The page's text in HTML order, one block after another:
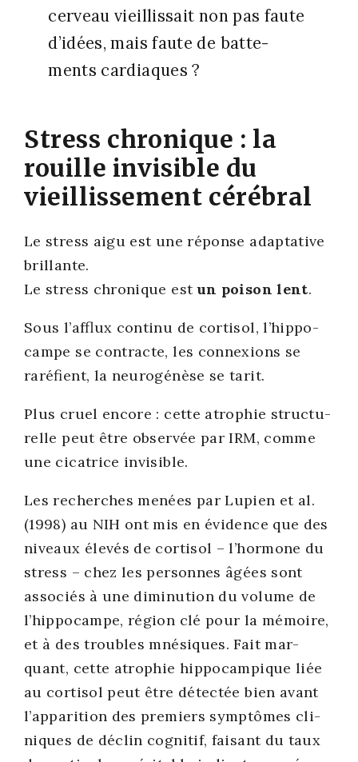
cer­veau vieillis­sait non pas faute
d’idées, mais faute de bat­te­
ments car­diaques ?
Stress chronique : la
rouille invisible du
vieillissement cérébral
Le stress aigu est une réponse adap­ta­tive
brillante.
Le stress chro­nique estun poi­son lent.
Sous l’afflux conti­nu de cor­ti­sol, l’hip­po­
campe se contracte, les connexions se
raré­fient, la neu­ro­gé­nèse se tarit.
Plus cruel encore : cette atro­phie struc­tu­
relle peut être obser­vée par IRM, comme
une cica­trice invi­sible.
Les recherches menées par Lupien et al.
(1998) au NIH ont mis en évi­dence que des
niveaux éle­vés de cor­ti­sol – l’hormone du
stress – chez les per­sonnes âgées sont
asso­ciés à une dimi­nu­tion du volume de
l’hippocampe, région clé pour la mémoire,
et à des troubles mné­siques. Fait mar­
quant, cette atro­phie hip­po­cam­pique liée
au cor­ti­sol peut être détec­tée bien avant
l’apparition des pre­miers symp­tômes cli­
niques de déclin cog­ni­tif, fai­sant du taux